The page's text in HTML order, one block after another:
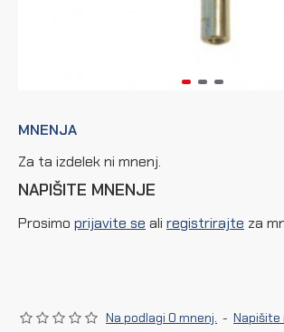
MNENJA
Za ta izdelek ni mnenj.
NAPIŠITE MNENJE
Prosimo prijavite se ali registrirajte za
Na podlagi 0 mnenj. - Napišite